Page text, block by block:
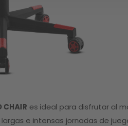
es ideal para disfrutar al
e intensas jornadas de